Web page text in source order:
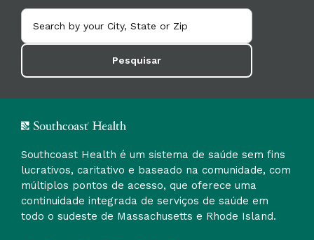
Pesquisar
Southcoast Health é um sistema de saúde sem fins
lucrativos, caritativo e baseado na comunidade, com
múltiplos pontos de acesso, que oferece uma
continuidade integrada de serviços de saúde em
todo o sudeste de Massachusetts e Rhode Island.